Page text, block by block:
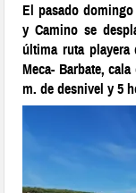
El pasado
y Camino se
última ruta playera
Meca- Barbate,
m. de desnivel y 5